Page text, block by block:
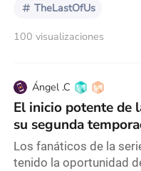
TheLastOfUs
100 visualizaciones
Ángel .C
El inicio potente de
su segunda
Los fanáticos de la
tenido la oportunidad